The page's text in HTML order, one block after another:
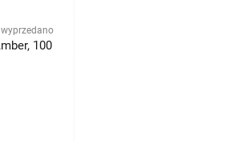
wyprzedano
100